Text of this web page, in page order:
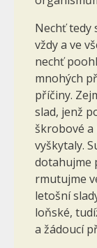
Nechť tedy
vždy a ve
nechť
mnohých
příčiny.
slad, jenž
škrobové a
vyškytaly.
dotahujme
rmutujme
letošní
loňské,
a žádoucí